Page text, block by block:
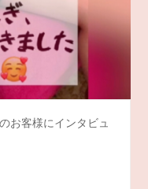
お客様にインタビュ